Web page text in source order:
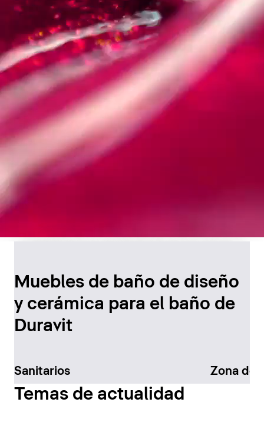
el baño
Descúbralo ahora
Muebles de baño de diseño
y cerámica para el baño de
Duravit
Sanitarios Zona de
Temas de actualidad